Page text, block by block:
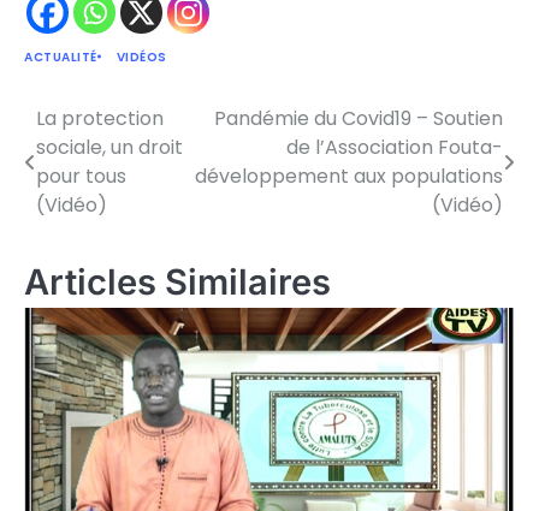
ACTUALITÉ VIDÉOS
Navigation
de
l’article
La protection
sociale, un droit
pour tous
(Vidéo)
Pandémie du Covid19 – Soutien
de l’Association Fouta-
développement aux populations
(Vidéo)
Articles Similaires